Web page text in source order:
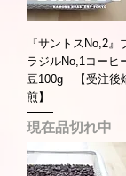
『サントスNo,2』
ラジルNo,1コーヒ
豆100g 【受注後
煎】
現在品切れ中